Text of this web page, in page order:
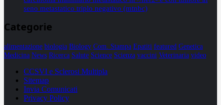
seno metastatico triplo negativo (mtnbc)
Categorie
alimentazione biologia Biology Com. Stampa Epatiti featured Genetica
Medicina News Ricerca Salute Science Scienza vaccini Veterinaria video
CCSVI e Sclerosi Multipla
Sitemap
Invia Comunicati
Privacy Policy